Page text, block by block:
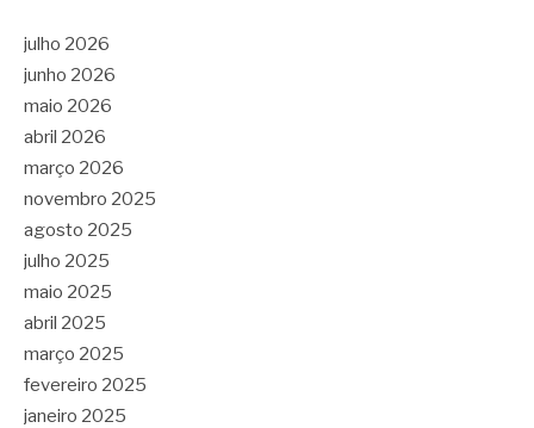
julho 2026
junho 2026
maio 2026
abril 2026
março 2026
novembro 2025
agosto 2025
julho 2025
maio 2025
abril 2025
março 2025
fevereiro 2025
janeiro 2025